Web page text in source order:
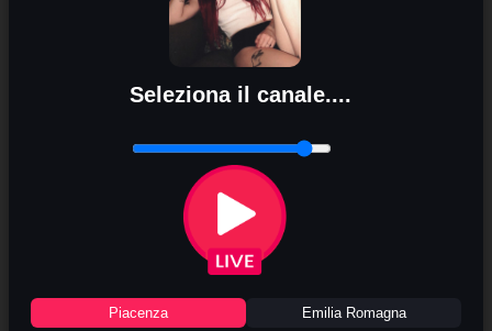
Seleziona il canale....
Piacenza Emilia Romagna